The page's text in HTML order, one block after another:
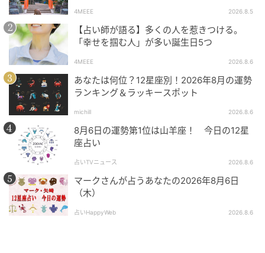
4MEEE 2026.8.5
【占い師が語る】多くの人を惹きつける。
「幸せを掴む人」が多い誕生日5つ
4MEEE 2026.8.6
あなたは何位？12星座別！2026年8月の運勢
ランキング＆ラッキースポット
michill 2026.8.6
8月6日の運勢第1位は山羊座！ 今日の12星
座占い
占いTVニュース 2026.8.6
マークさんが占うあなたの2026年8月6日
（木）
占いHappyWeb 2026.8.6